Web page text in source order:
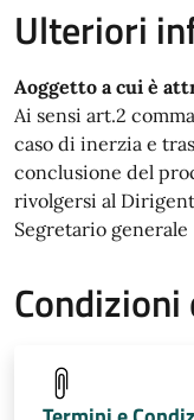
Ulteriori
Aoggetto a cui è
Ai sensi art.2
caso di inerzia e
conclusione del
rivolgersi al
Segretario generale